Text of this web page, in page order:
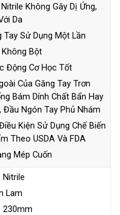
Không Gây Dị Ứng,
Da
Tay Sử Dụng Một Lần
Không Bột
Động Cơ Học Tốt
Của Găng Tay Trơn
Bám Dính Chất Bẩn Hay
Đầu Ngón Tay Phủ Nhám
Kiện Sử Dụng Chế Biến
Theo USDA Và FDA
Mép Cuốn
Nitrile
Lam
230mm